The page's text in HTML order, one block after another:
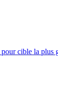
cible la plus